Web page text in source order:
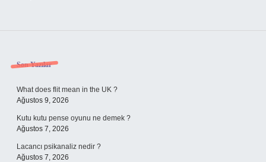
Sidebar
Son Yazılar
What does flit mean in the UK ?
Ağustos 9, 2026
Kutu kutu pense oyunu ne demek ?
Ağustos 7, 2026
Lacancı psikanaliz nedir ?
Ağustos 7, 2026